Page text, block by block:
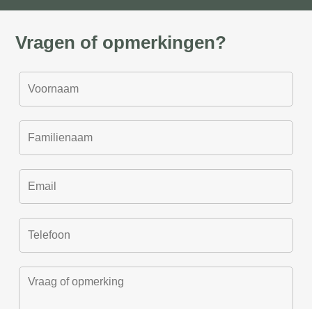
Vragen of opmerkingen?